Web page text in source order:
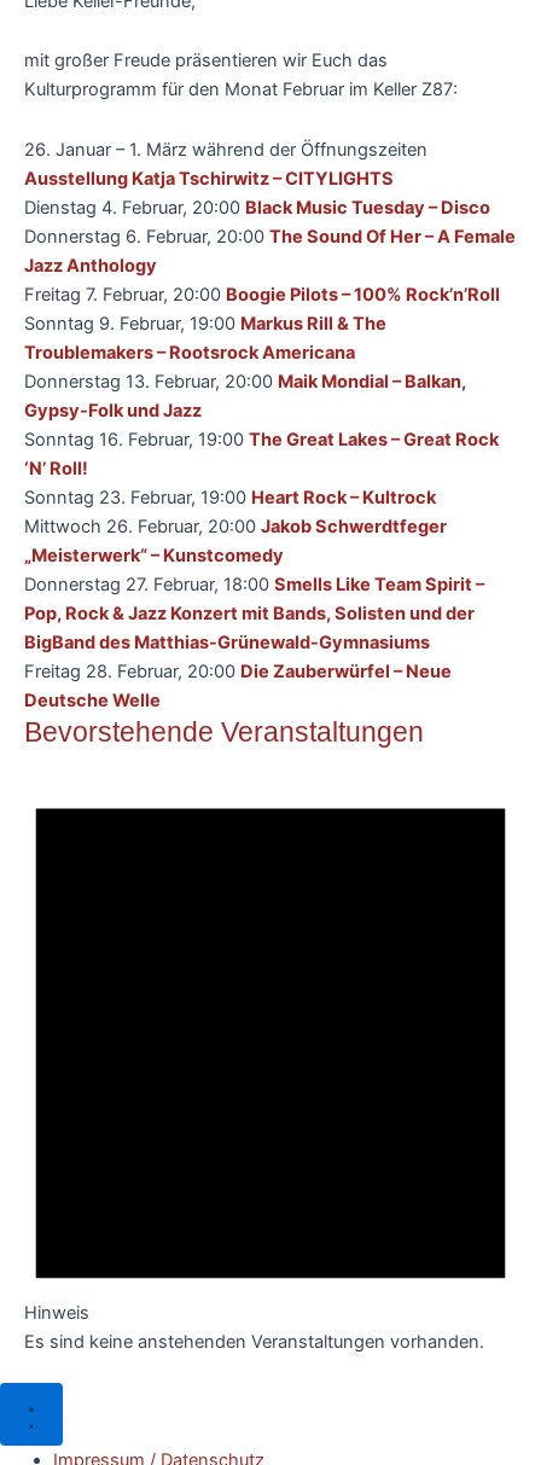
mit großer Freude präsentieren wir Euch das
Kulturprogramm für den Monat Februar im Keller Z87:
26. Januar – 1. März während der Öffnungszeiten
Ausstellung Katja Tschirwitz – CITYLIGHTS
Dienstag 4. Februar, 20:00 Black Music Tuesday – Disco
Donnerstag 6. Februar, 20:00 The Sound Of Her – A Female
Jazz Anthology
Freitag 7. Februar, 20:00 Boogie Pilots – 100% Rock’n’Roll
Sonntag 9. Februar, 19:00 Markus Rill & The
Troublemakers – Rootsrock Americana
Donnerstag 13. Februar, 20:00 Maik Mondial – Balkan,
Gypsy-Folk und Jazz
Sonntag 16. Februar, 19:00 The Great Lakes – Great Rock
‘N’ Roll!
Sonntag 23. Februar, 19:00 Heart Rock – Kultrock
Mittwoch 26. Februar, 20:00 Jakob Schwerdtfeger
„Meisterwerk“ – Kunstcomedy
Donnerstag 27. Februar, 18:00 Smells Like Team Spirit –
Pop, Rock & Jazz Konzert mit Bands, Solisten und der
BigBand des Matthias-Grünewald-Gymnasiums
Freitag 28. Februar, 20:00 Die Zauberwürfel – Neue
Deutsche Welle
Bevorstehende Veranstaltungen
Hinweis
Es sind keine anstehenden Veranstaltungen vorhanden.
Impressum / Datenschutz